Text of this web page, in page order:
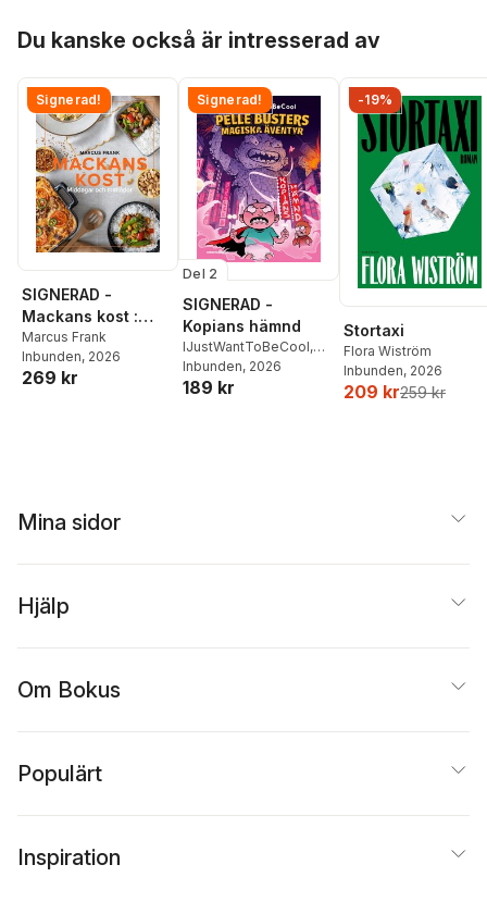
Du kanske också är intresserad av
Signerad!
SIGNERAD -
Mackans kost :
Middagar och
matlådor
Marcus Frank
Inbunden, 2026
269 kr
Signerad!
Del 2
SIGNERAD -
Kopians hämnd
IJustWantToBeCool,
Joel Adolphson
Ejdemo Beer
Inbunden, 2026
189 kr
-19%
Stortaxi
Flora Wiström
Inbunden, 2026
209 kr259 kr
Mina sidor
Hjälp
Om Bokus
Populärt
Inspiration